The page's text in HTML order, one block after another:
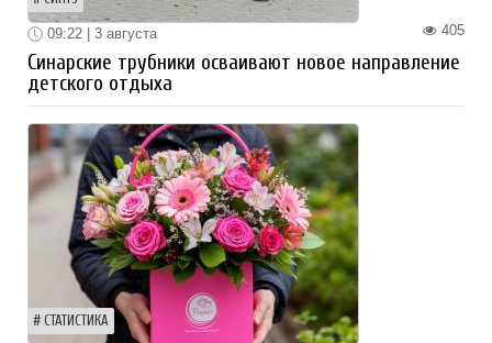
405
09:22 | 3 августа
Синарские трубники осваивают новое направление
детского отдыха
СТАТИСТИКА